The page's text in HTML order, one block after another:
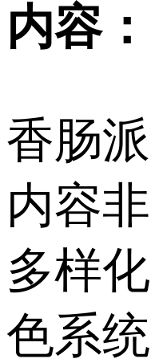
内容：
香肠
内容
多样
色系